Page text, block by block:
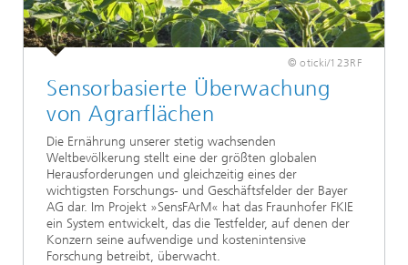
© oticki/123RF
Sensorbasierte Überwachung
von Agrarflächen
Die Ernährung unserer stetig wachsenden
Weltbevölkerung stellt eine der größten globalen
Herausforderungen und gleichzeitig eines der
wichtigsten Forschungs- und Geschäftsfelder der Bayer
AG dar. Im Projekt »SensFArM« hat das Fraunhofer FKIE
ein System entwickelt, das die Testfelder, auf denen der
Konzern seine aufwendige und kostenintensive
Forschung betreibt, überwacht.